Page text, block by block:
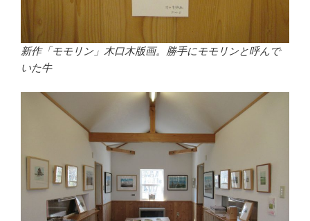
新作「モモリン」木口木版画。勝手にモモリンと呼んで
いた牛